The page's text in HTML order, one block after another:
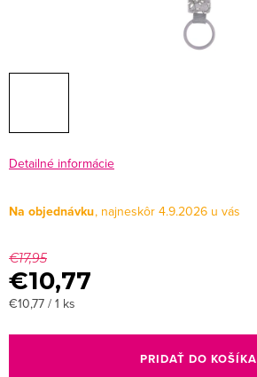
Detailné informácie
Na objednávku 4.9.2026
€17,95
€10,77
Jednotková
€10,77 / 1 ks
PRIDAŤ DO KOŠÍKA